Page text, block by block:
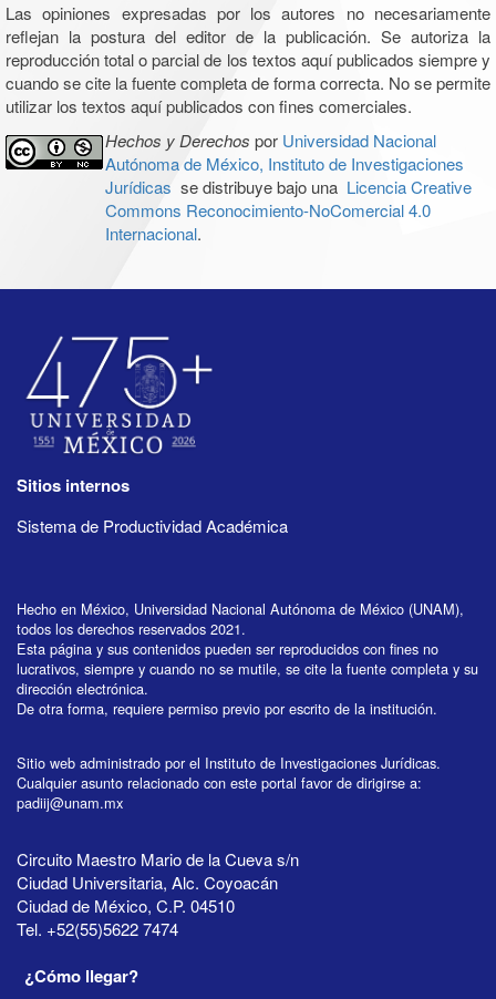
Las opiniones expresadas por los autores no necesariamente
reflejan la postura del editor de la publicación. Se autoriza la
reproducción total o parcial de los textos aquí publicados siempre y
cuando se cite la fuente completa de forma correcta. No se permite
utilizar los textos aquí publicados con fines comerciales.
Hechos y Derechos por Universidad Nacional
Autónoma de México, Instituto de Investigaciones
Jurídicas se distribuye bajo una Licencia Creative
Commons Reconocimiento-NoComercial 4.0
Internacional.
Sitios internos
Sistema de Productividad Académica
Hecho en México, Universidad Nacional Autónoma de México (UNAM),
todos los derechos reservados 2021.
Esta página y sus contenidos pueden ser reproducidos con fines no
lucrativos, siempre y cuando no se mutile, se cite la fuente completa y su
dirección electrónica.
De otra forma, requiere permiso previo por escrito de la institución.
Sitio web administrado por el Instituto de Investigaciones Jurídicas.
Cualquier asunto relacionado con este portal favor de dirigirse a:
padiij@unam.mx
Circuito Maestro Mario de la Cueva s/n
Ciudad Universitaria, Alc. Coyoacán
Ciudad de México, C.P. 04510
Tel. +52(55)5622 7474
¿Cómo llegar?